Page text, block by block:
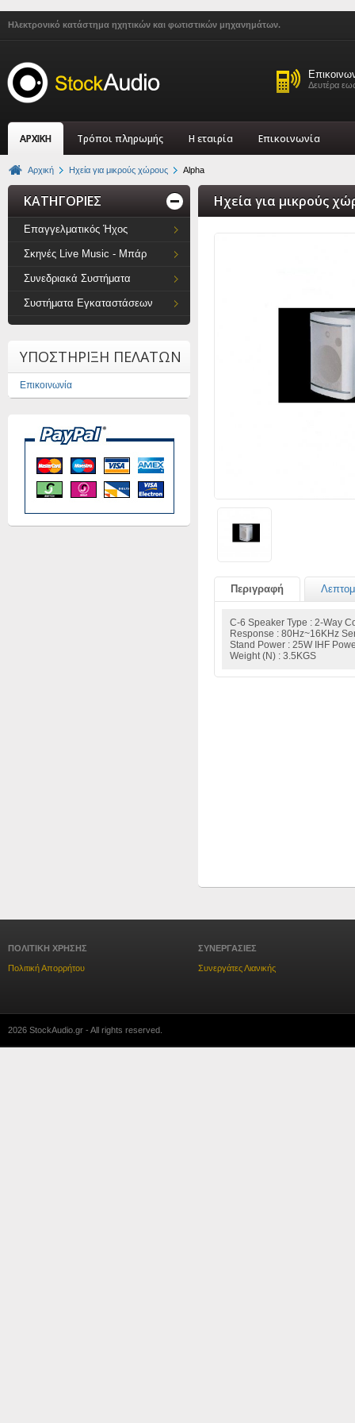
Ηλεκτρονικό κατάστημα ηχητικών και φωτιστικών μηχανημάτων.
Δευτέρα
ΑΡΧΙΚΗ Τρόποι πληρωμής Η εταιρία Επικοινωνία
Αρχική Ηχεία για μικρούς χώρους Alpha
ΚΑΤΗΓΟΡΙΕΣ
Επαγγελματικός Ήχος
Σκηνές Live Music - Μπάρ
Συνεδριακά Συστήματα
Συστήματα Εγκαταστάσεων
ΥΠΟΣΤΗΡΙΞΗ ΠΕΛΑΤΩΝ
Επικοινωνία
Ηχεία για μικρούς
Περιγραφή
C-6 Speaker Type : 2-Way
Response : 80Hz~16KHz
Stand Power : 25W IHF
Weight (N) : 3.5KGS
ΠΟΛΙΤΙΚΗ ΧΡΗΣΗΣ
Πολιτική Απορρήτου
ΣΥΝΕΡΓΑΣΙΕΣ
Συνεργάτες Λιανικής
2026 StockAudio.gr - All rights reserved.